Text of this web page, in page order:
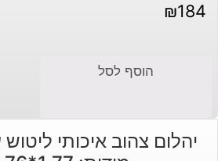
₪184
הוסף לסל